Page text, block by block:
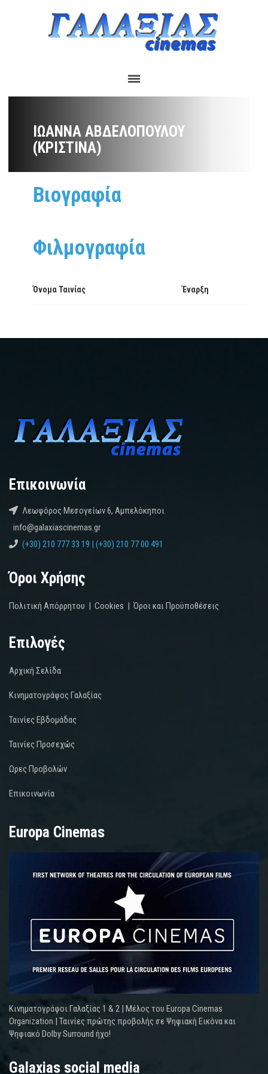
ΙΩΆΝΝΑ ΑΒΔΕΛΟΠΟΎΛΟΥ
(ΚΡΙΣΤΊΝΑ)
Βιογραφία
Φιλμογραφία
Όνομα Ταινίας Έναρξη
Επικοινωνία
Λεωφόρος Μεσογείων 6, Αμπελόκηποι
info@galaxiascinemas.gr
(+30) 210 777 33 19 | (+30) 210 77 00 491
Όροι Χρήσης
Πολιτική Απόρρητου | Cookies |Όροι και Προϋποθέσεις
Επιλογές
Αρχική Σελίδα
Κινηματογράφος Γαλαξίας
Ταινίες Εβδομάδας
Ταινίες Προσεχώς
Ωρες Προβολών
Επικοινωνία
Europa Cinemas
Κινηματογράφοι Γαλαξίας 1 & 2 | Μέλος του Europa Cinemas
Organization | Ταινίες πρώτης προβολής σε Ψηφιακή Εικόνα και
Ψηφιακό Dolby Surround ήχο!
Galaxias social media